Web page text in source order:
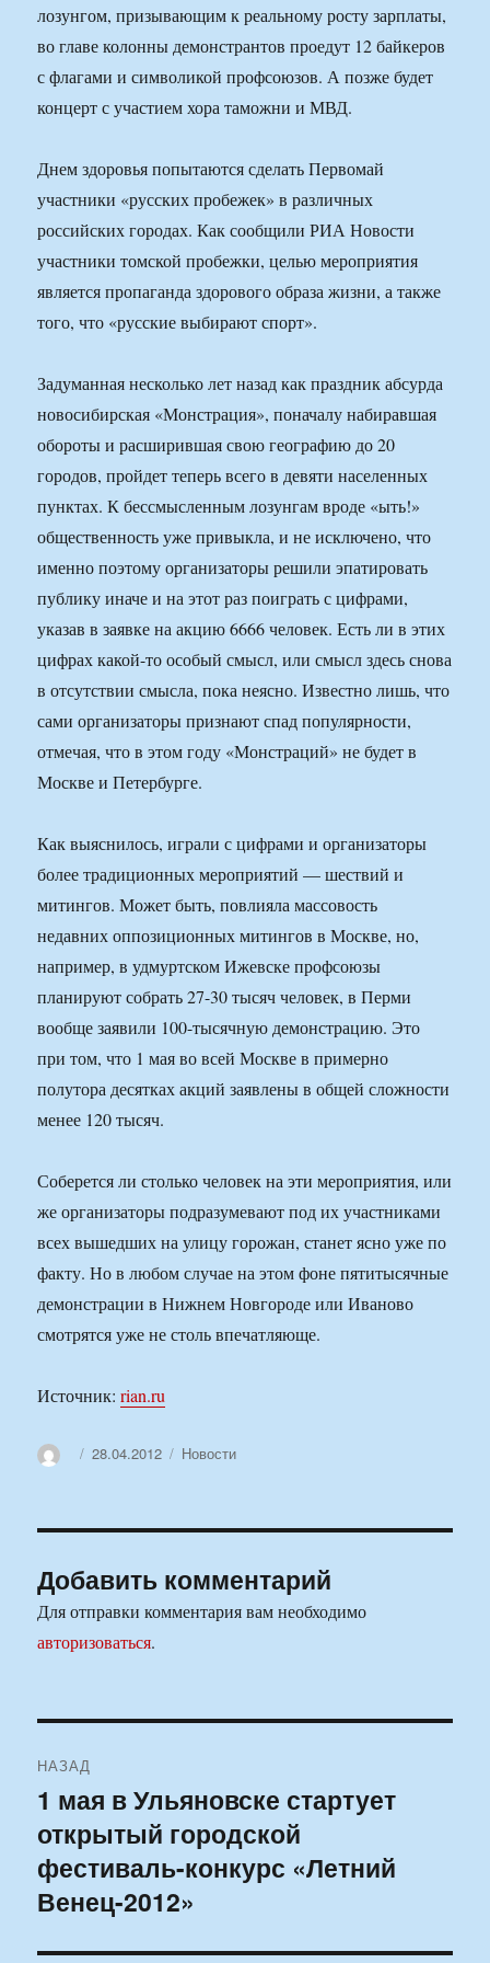
лозунгом, призывающим к реальному росту зарплаты,
во главе колонны демонстрантов проедут 12 байкеров
с флагами и символикой профсоюзов. А позже будет
концерт с участием хора таможни и МВД.
Днем здоровья попытаются сделать Первомай
участники «русских пробежек» в различных
российских городах. Как сообщили РИА Новости
участники томской пробежки, целью мероприятия
является пропаганда здорового образа жизни, а также
того, что «русские выбирают спорт».
Задуманная несколько лет назад как праздник абсурда
новосибирская «Монстрация», поначалу набиравшая
обороты и расширившая свою географию до 20
городов, пройдет теперь всего в девяти населенных
пунктах. К бессмысленным лозунгам вроде «ыть!»
общественность уже привыкла, и не исключено, что
именно поэтому организаторы решили эпатировать
публику иначе и на этот раз поиграть с цифрами,
указав в заявке на акцию 6666 человек. Есть ли в этих
цифрах какой-то особый смысл, или смысл здесь снова
в отсутствии смысла, пока неясно. Известно лишь, что
сами организаторы признают спад популярности,
отмечая, что в этом году «Монстраций» не будет в
Москве и Петербурге.
Как выяснилось, играли с цифрами и организаторы
более традиционных мероприятий — шествий и
митингов. Может быть, повлияла массовость
недавних оппозиционных митингов в Москве, но,
например, в удмуртском Ижевске профсоюзы
планируют собрать 27-30 тысяч человек, в Перми
вообще заявили 100-тысячную демонстрацию. Это
при том, что 1 мая во всей Москве в примерно
полутора десятках акций заявлены в общей сложности
менее 120 тысяч.
Соберется ли столько человек на эти мероприятия, или
же организаторы подразумевают под их участниками
всех вышедших на улицу горожан, станет ясно уже по
факту. Но в любом случае на этом фоне пятитысячные
демонстрации в Нижнем Новгороде или Иваново
смотрятся уже не столь впечатляюще.
Источник:rian.ru
АвторОпубликовано
28.04.2012 Рубрики
Новости
Добавить комментарий
Для отправки комментария вам необходимо
авторизоваться.
по
записям
НАЗАД
Предыдущая
запись:
1 мая в Ульяновске стартует
открытый городской
фестиваль-конкурс «Летний
Венец-2012»